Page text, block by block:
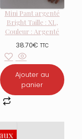
Mini Pant argenté
Bright Taille : XL,
Couleur : Argenté
38.70€ TTC
Ajouter au
panier